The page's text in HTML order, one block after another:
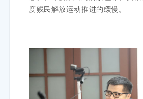
度贱民解放运动推进的缓慢。